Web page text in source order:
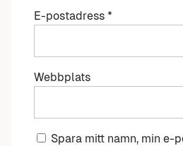
E-postadress *
Webbplats
Spara mitt namn, min e-